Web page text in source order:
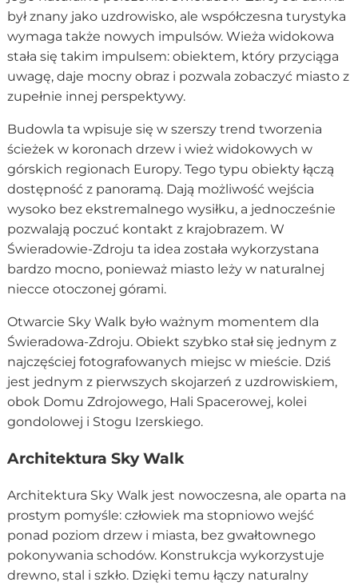
był znany jako uzdrowisko, ale współczesna turystyka
wymaga także nowych impulsów. Wieża widokowa
stała się takim impulsem: obiektem, który przyciąga
uwagę, daje mocny obraz i pozwala zobaczyć miasto z
zupełnie innej perspektywy.
Budowla ta wpisuje się w szerszy trend tworzenia
ścieżek w koronach drzew i wież widokowych w
górskich regionach Europy. Tego typu obiekty łączą
dostępność z panoramą. Dają możliwość wejścia
wysoko bez ekstremalnego wysiłku, a jednocześnie
pozwalają poczuć kontakt z krajobrazem. W
Świeradowie-Zdroju ta idea została wykorzystana
bardzo mocno, ponieważ miasto leży w naturalnej
niecce otoczonej górami.
Otwarcie Sky Walk było ważnym momentem dla
Świeradowa-Zdroju. Obiekt szybko stał się jednym z
najczęściej fotografowanych miejsc w mieście. Dziś
jest jednym z pierwszych skojarzeń z uzdrowiskiem,
obok Domu Zdrojowego, Hali Spacerowej, kolei
gondolowej i Stogu Izerskiego.
Architektura Sky Walk
Architektura Sky Walk jest nowoczesna, ale oparta na
prostym pomyśle: człowiek ma stopniowo wejść
ponad poziom drzew i miasta, bez gwałtownego
pokonywania schodów. Konstrukcja wykorzystuje
drewno, stal i szkło. Dzięki temu łączy naturalny